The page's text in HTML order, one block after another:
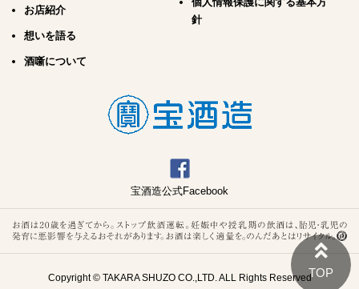
お店紹介
想いを語る
酒噺について
針
宝酒造公式Facebook
Copyright © TAKARA SHUZO CO.,LTD. ALL Rights Reserved